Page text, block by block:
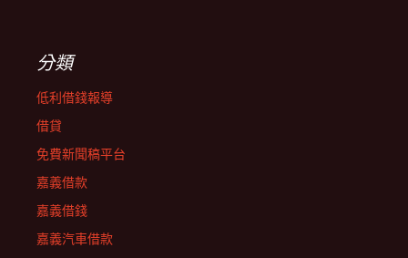
分類
低利借錢報導
借貸
免費新聞稿平台
嘉義借款
嘉義借錢
嘉義汽車借款